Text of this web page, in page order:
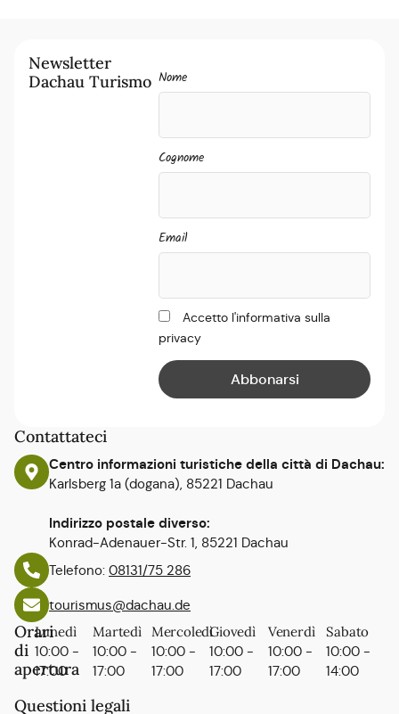
Contattateci
Centro informazioni turistiche della città di Dachau:
Karlsberg 1a (dogana), 85221 Dachau
Indirizzo postale diverso:
Konrad-Adenauer-Str. 1, 85221 Dachau
Telefono: 08131/75 286
tourismus@dachau.de
Orari
di
apertura
Lunedì
10:00 -
17:00
Martedì
10:00 -
17:00
Mercoledì
10:00 -
17:00
Giovedì
10:00 -
17:00
Venerdì
10:00 -
17:00
Sabato
10:00 -
14:00
Questioni legali
Newsletter
Dachau Turismo Nome
Cognome
Email
Accetto l'informativa sulla
privacy